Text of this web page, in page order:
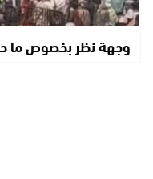
وجهة نظر بخصوص ما